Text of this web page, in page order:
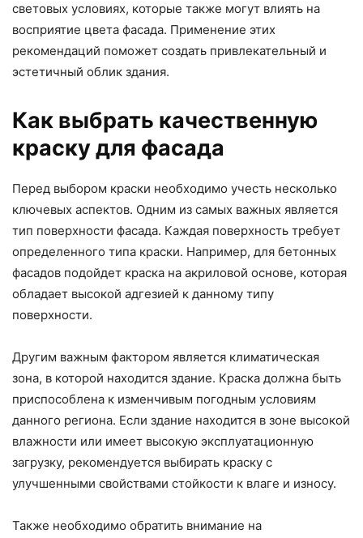
световых условиях, которые также могут влиять на
восприятие цвета фасада. Применение этих
рекомендаций поможет создать привлекательный и
эстетичный облик здания.
Как выбрать качественную
краску для фасада
Перед выбором краски необходимо учесть несколько
ключевых аспектов. Одним из самых важных является
тип поверхности фасада. Каждая поверхность требует
определенного типа краски. Например, для бетонных
фасадов подойдет краска на акриловой основе, которая
обладает высокой адгезией к данному типу
поверхности.
Другим важным фактором является климатическая
зона, в которой находится здание. Краска должна быть
приспособлена к изменчивым погодным условиям
данного региона. Если здание находится в зоне высокой
влажности или имеет высокую эксплуатационную
загрузку, рекомендуется выбирать краску с
улучшенными свойствами стойкости к влаге и износу.
Также необходимо обратить внимание на